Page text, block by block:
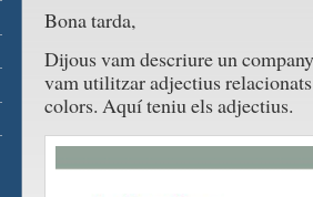
Bona tarda,
Dijous vam descriure un
vam utilitzar adjectius
colors. Aquí teniu els adjectius.